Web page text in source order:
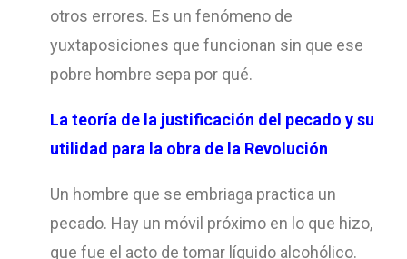
otros errores. Es un fenómeno de
yuxtaposiciones que funcionan sin que ese
pobre hombre sepa por qué.
La teoría de la justificación del pecado y su
utilidad para la obra de la Revolución
Un hombre que se embriaga practica un
pecado. Hay un móvil próximo en lo que hizo,
que fue el acto de tomar líquido alcohólico.